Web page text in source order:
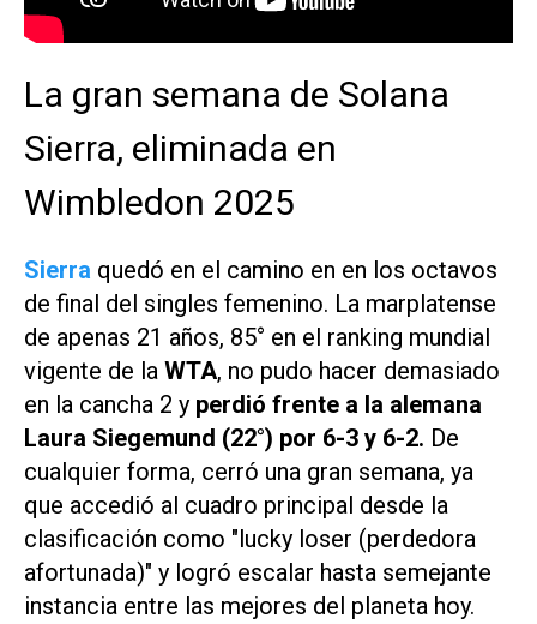
La gran semana de Solana
Sierra, eliminada en
Wimbledon 2025
Sierra quedó en el camino en en los octavos
de final del singles femenino. La marplatense
de apenas 21 años, 85° en el ranking mundial
vigente de la WTA, no pudo hacer demasiado
en la cancha 2 y perdió frente a la alemana
Laura Siegemund (22°) por 6-3 y 6-2. De
cualquier forma, cerró una gran semana, ya
que accedió al cuadro principal desde la
clasificación como "lucky loser (perdedora
afortunada)" y logró escalar hasta semejante
instancia entre las mejores del planeta hoy.